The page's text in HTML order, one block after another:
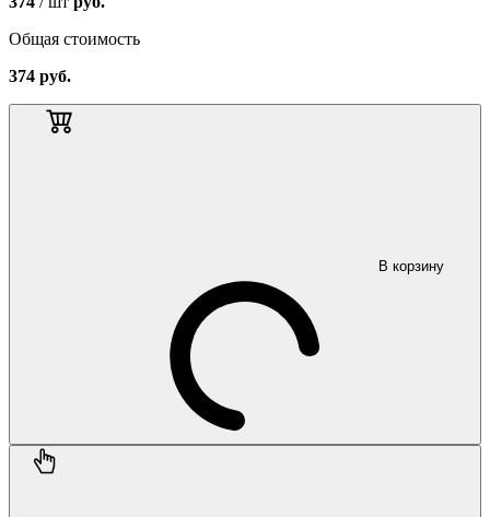
Общая стоимость
374 руб.
В корзину